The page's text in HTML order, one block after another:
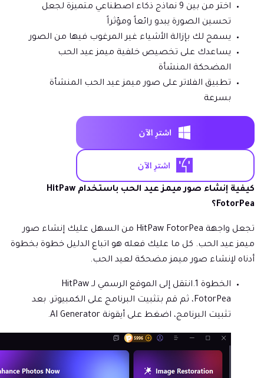
اختر من بين 9 نماذج ذكاء اصطناعي متميزة لجعل
تحسين الصورة يبدو رائعاً ومؤثراً
يسمح لك بإزالة الأشياء غير المرغوب فيها من الصور
يساعدك على تخصيص خلفية ميمز عيد الحب
المضحكة المنشأة
تطبيق الفلاتر على صور ميمز عيد الحب المنشأة
بسرعة
كيفية إنشاء صور ميمز عيد الحب باستخدام HitPaw
FotorPea؟
تجعل واجهة HitPaw FotorPea من السهل عليك إنشاء صور
ميمز عيد الحب. كل ما عليك فعله هو اتباع الدليل خطوة بخطوة
أدناه لإنشاء صور ميمز مضحكة لعيد الحب.
الخطوة 1.
انتقل إلى الموقع الرسمي لـ HitPaw
FotorPea، ثم قم بتثبيت البرنامج على الكمبيوتر. بعد
تثبيت البرنامج، اضغط على أيقونة AI Generator.